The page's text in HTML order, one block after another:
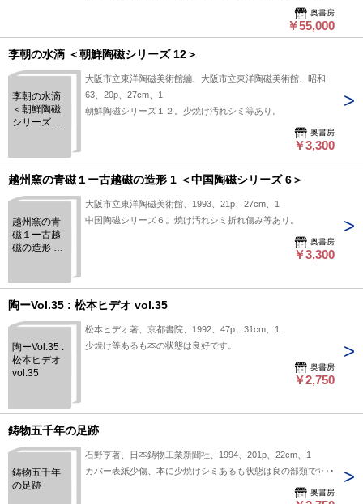
奥書房
￥55,000
李朝の水滴 ＜朝鮮陶磁シリーズ 12＞
李朝の水滴
＜朝鮮陶磁
シリーズ 12
大阪市立東洋陶磁美術館編、大阪市立東洋陶磁美術館、昭和
63、20p、27cm、1
朝鮮陶磁シリーズ１２。少焼け汚れシミ等あり。
奥書房
￥3,300
越州窯の青磁１ー古越磁の造形 1 ＜中国陶磁シリーズ 6＞
越州窯の青
磁１ー古越
磁の造形 1
＞
大阪市立東洋陶磁美術館、1993、21p、27cm、1
中国陶磁シリーズ６。焼け汚れシミ折れ傷み等あり。
奥書房
￥3,300
陶ーVol.35 : 松本ヒデオ vol.35
陶ーVol.35 :
松本ヒデオ
vol.35
松本ヒデオ著、京都書院、1992、47p、31cm、1
少焼け等あるも本の状態は良好です。
奥書房
￥2,750
鋳物五千年の足跡
鋳物五千年
の足跡
石野亨著、日本鋳物工業新聞社、1994、201p、22cm、1
カバー表紙少傷、本に少焼けシミあるも状態は良の部類です。
奥書房